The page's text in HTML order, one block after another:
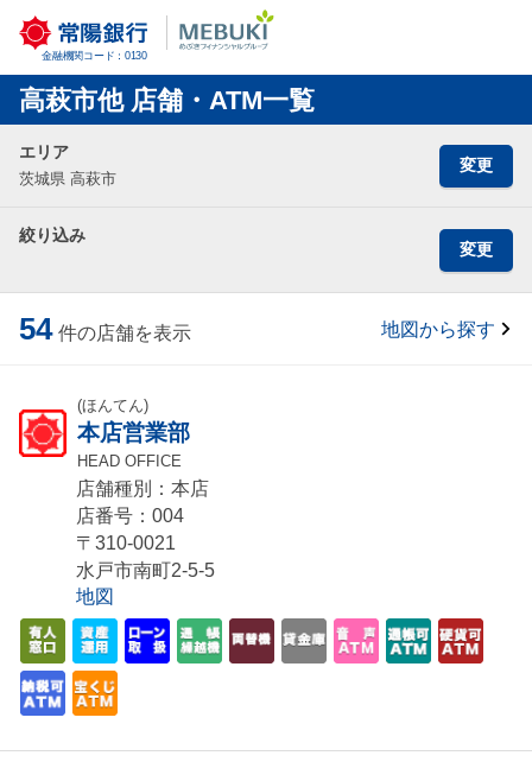
金融機関コード：0130
高萩市他 店舗・ATM一覧
エリア
茨城県 高萩市
変更
絞り込み
変更
54 件の店舗を表示 地図から探す
(ほんてん)
本店営業部
HEAD OFFICE
店舗種別：本店
店番号：004
〒310-0021
水戸市南町2-5-5
地図